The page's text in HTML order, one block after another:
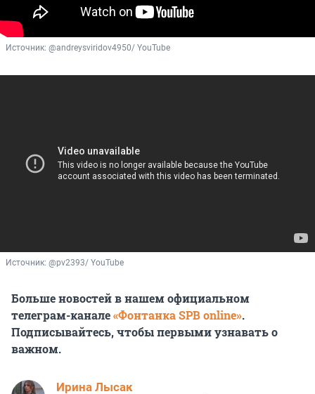
Источник: @andreysviridov4950/ YouTube
Источник: @pv2393/ YouTube
Больше новостей в нашем официальном
телеграм-канале«Фонтанка SPB online».
Подписывайтесь, чтобы первыми узнавать о
важном.
Ирина Лысак